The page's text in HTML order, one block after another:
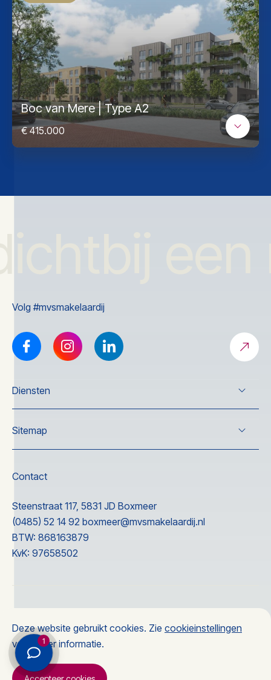
Boc van Mere | Type A2
€ 415.000
Diensten
Koop
Taxatie
Sitemap
Wonen
Ervaringen
Contact
Contact
Steenstraat 117, 5831 JD Boxmeer
(0485) 52 14 92 boxmeer@mvsmakelaardij.nl
BTW: 868163879
KvK: 97658502
Volg #mvsmakelaardij
Privacyverklaring
Deze website gebruikt cookies. Zie cookieinstellingen
voor meer informatie.
1